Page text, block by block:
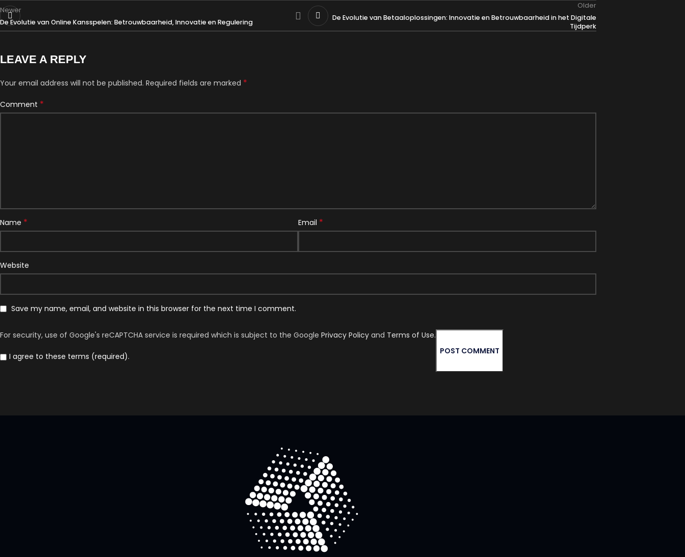
Newer
De Evolutie van Online Kansspelen: Betrouwbaarheid, Innovatie en Regulering
Older
De Evolutie van Betaaloplossingen: Innovatie en Betrouwbaarheid in het Digitale
Tijdperk
LEAVE A REPLY
Your email address will not be published. Required fields are marked *
Comment *
Name * Email *
Website
Save my name, email, and website in this browser for the next time I comment.
For security, use of Google's reCAPTCHA service is required which is subject to the Google Privacy Policy and Terms of Use.
I agree to these terms (required).